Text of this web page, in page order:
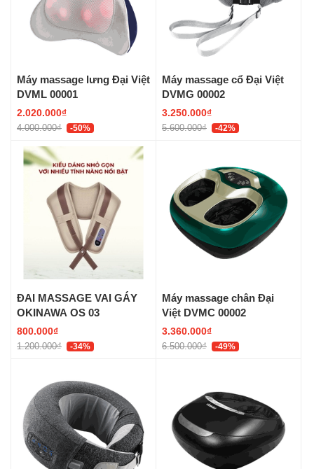
Máy massage lưng Đại Việt
DVML 00001
2.020.000₫
4.000.000₫ -50%
Máy massage cổ Đại Việt
DVMG 00002
3.250.000₫
5.600.000₫ -42%
ĐAI MASSAGE VAI GÁY
OKINAWA OS 03
800.000₫
1.200.000₫ -34%
Máy massage chân Đại
Việt DVMC 00002
3.360.000₫
6.500.000₫ -49%